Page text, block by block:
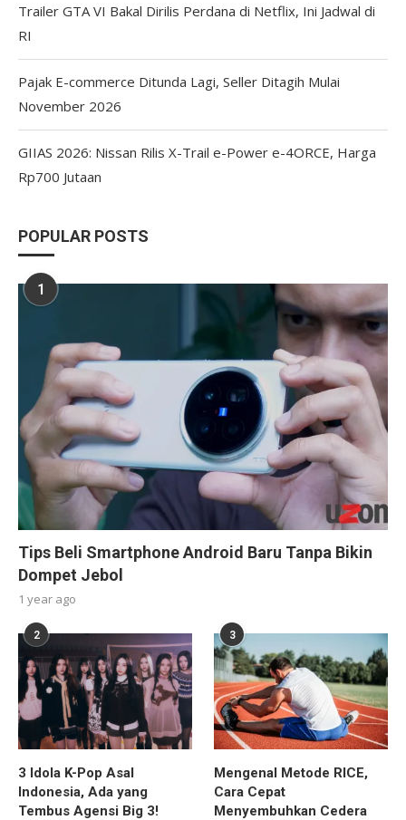
Trailer GTA VI Bakal Dirilis Perdana di Netflix, Ini Jadwal di
RI
Pajak E-commerce Ditunda Lagi, Seller Ditagih Mulai
November 2026
GIIAS 2026: Nissan Rilis X-Trail e-Power e-4ORCE, Harga
Rp700 Jutaan
POPULAR POSTS
1
Tips Beli Smartphone Android Baru Tanpa Bikin
Dompet Jebol
1 year ago
2
3 Idola K-Pop Asal
Indonesia, Ada yang
Tembus Agensi Big 3!
3
Mengenal Metode RICE,
Cara Cepat
Menyembuhkan Cedera